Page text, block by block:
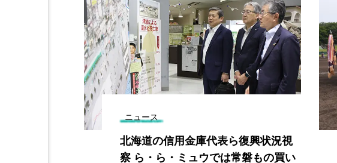
ニュース
北海道の信用金庫代表ら復興状況視
察 ら・ら・ミュウでは常磐もの買い